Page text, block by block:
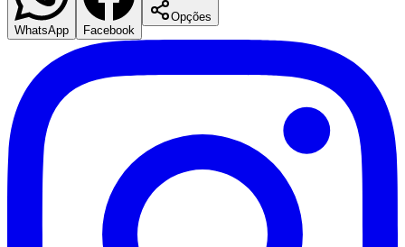
São Paulo
WhatsApp Facebook
Opções